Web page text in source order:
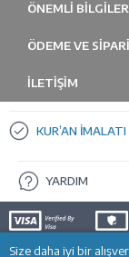
Size daha iyi bir
ÖNEMLI BILGILER
ÖDEME VE
İLETİŞİM
KUR’AN İMALATI
YARDIM